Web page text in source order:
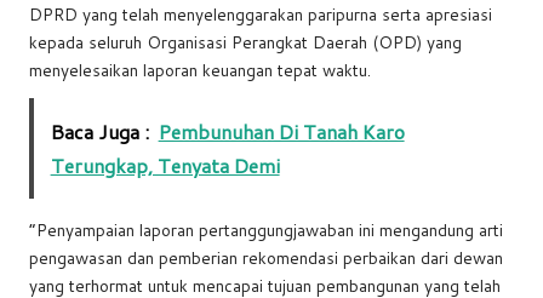
DPRD yang telah menyelenggarakan paripurna serta apresiasi
kepada seluruh Organisasi Perangkat Daerah (OPD) yang
menyelesaikan laporan keuangan tepat waktu.
Baca Juga : Pembunuhan Di Tanah Karo
Terungkap, Tenyata Demi
“Penyampaian laporan pertanggungjawaban ini mengandung arti
pengawasan dan pemberian rekomendasi perbaikan dari dewan
yang terhormat untuk mencapai tujuan pembangunan yang telah